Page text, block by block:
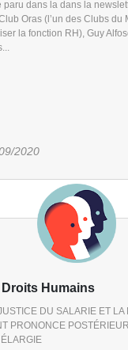
paru dans la dans la
Oras (l’un des Clubs du
la fonction RH), Guy
2020
Humains
DU SALARIE ET
PRONONCE